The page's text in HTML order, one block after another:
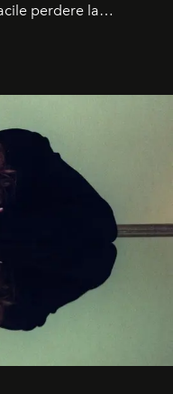
perdere la